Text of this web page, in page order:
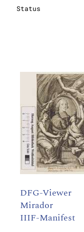
Status
DFG-Viewer
Mirador
IIIF-Manifest